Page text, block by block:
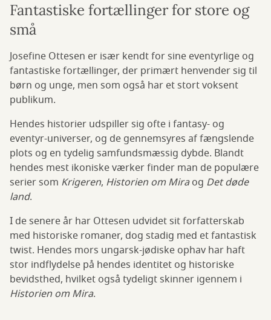
Fantastiske fortællinger for store og
små
Josefine Ottesen er især kendt for sine eventyrlige og
fantastiske fortællinger, der primært henvender sig til
børn og unge, men som også har et stort voksent
publikum.
Hendes historier udspiller sig ofte i fantasy- og
eventyr-universer, og de gennemsyres af fængslende
plots og en tydelig samfundsmæssig dybde. Blandt
hendes mest ikoniske værker finder man de populære
serier som Krigeren, Historien om Miraog Det døde
land.
I de senere år har Ottesen udvidet sit forfatterskab
med historiske romaner, dog stadig med et fantastisk
twist. Hendes mors ungarsk-jødiske ophav har haft
stor indflydelse på hendes identitet og historiske
bevidsthed, hvilket også tydeligt skinner igennem i
Historien om Mira.